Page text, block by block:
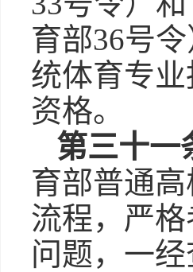
育部36号
统体育专
资格。
第三十一
育部普通
流程，严
问题，一